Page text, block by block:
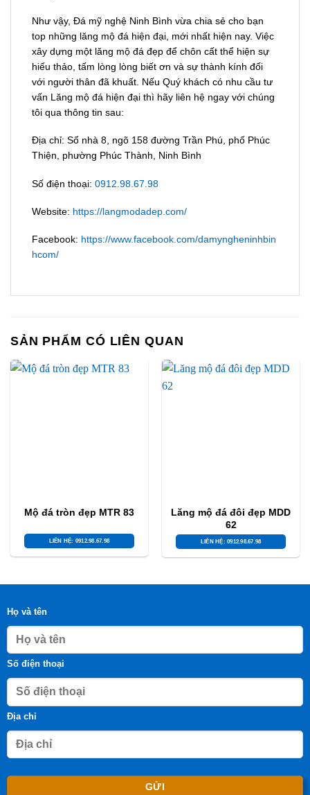
Như vậy, Đá mỹ nghệ Ninh Bình vừa chia sẻ cho bạn
top những lăng mộ đá hiện đại, mới nhất hiện nay. Việc
xây dựng một lăng mộ đá đẹp để chôn cất thể hiện sự
hiếu thảo, tấm lòng lòng biết ơn và sự thành kính đối
với người thân đã khuất. Nếu Quý khách có nhu cầu tư
vấn Lăng mộ đá hiện đại thì hãy liên hệ ngay với chúng
tôi qua thông tin sau:
Địa chỉ: Số nhà 8, ngõ 158 đường Trần Phú, phố Phúc
Thiện, phường Phúc Thành, Ninh Bình
Số điện thoại: 0912.98.67.98
Website: https://langmodadep.com/
Facebook: https://www.facebook.com/damyngheninhbin
hcom/
SẢN PHẨM CÓ LIÊN QUAN
Mộ đá tròn đẹp MTR 83
LIÊN HỆ: 0912.98.67.98
Lăng mộ đá đôi đẹp MDD
62
LIÊN HỆ: 0912.98.67.98
Họ và tên
Số điện thoại
Địa chỉ